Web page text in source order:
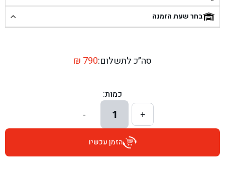
בן גל - שכונת אזור תעשייה זעירה, עיילבון - עיילבון
בן גל - דרך השבעה 20, אזור - אזור
בן גל - הרצל 6, גדרה - גדרה
בן גל - שדרות דוד בן גוריון 8, באר שבע - באר שבע
בחר שעת הזמנה
סה״כ לתשלום: ₪ 790
כמות:
+
1
-
הזמן עכשיו